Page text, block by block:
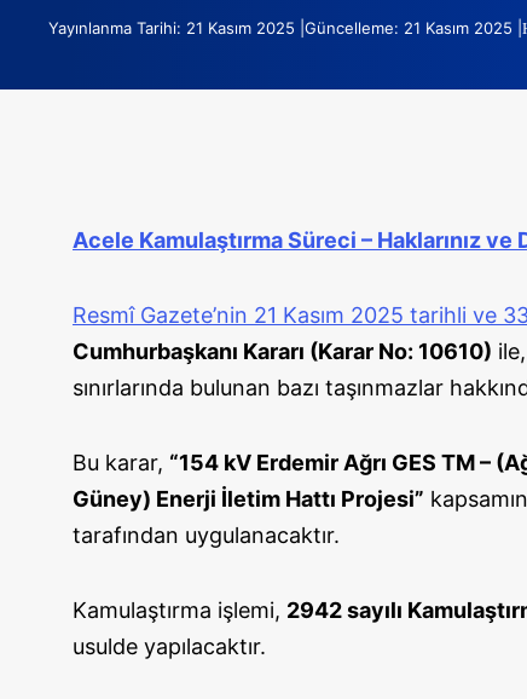
Yayınlanma Tarihi: 21 Kasım 2025 | Güncelleme: 21 Kasım 2025 |
Acele Kamulaştırma Süreci – Haklarınız ve
Resmî Gazete’nin 21 Kasım 2025 tarihli ve
Cumhurbaşkanı Kararı (Karar No: 10610)
sınırlarında bulunan bazı taşınmazlar
Bu karar, “154 kV Erdemir Ağrı GES TM –
Güney) Enerji İletim Hattı Projesi”
tarafından uygulanacaktır.
Kamulaştırma işlemi, 2942 sayılı
usulde yapılacaktır.